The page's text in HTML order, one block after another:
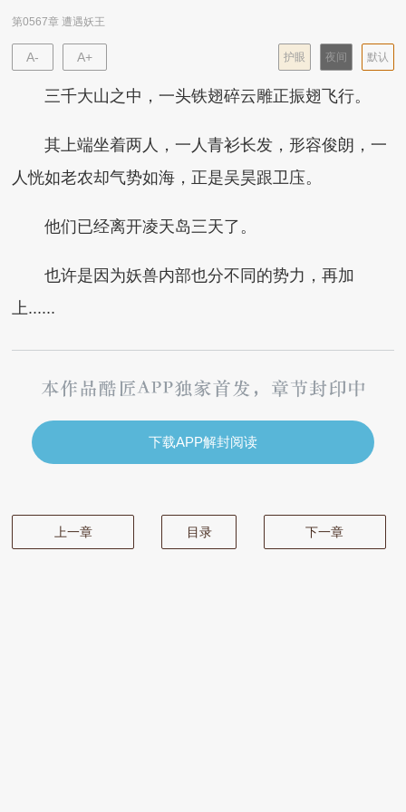
第0567章 遭遇妖王
A- A+ 默认
夜间
护眼
三千大山之中，一头铁翅碎云雕正振翅飞行。
其上端坐着两人，一人青衫长发，形容俊朗，一
人恍如老农却气势如海，正是吴昊跟卫庒。
他们已经离开凌天岛三天了。
也许是因为妖兽内部也分不同的势力，再加
上......
下载APP解封阅读
上一章 目录 下一章